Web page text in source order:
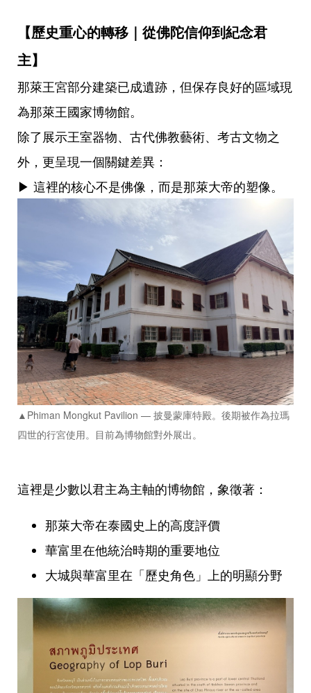
【歷史重心的轉移｜從佛陀信仰到紀念君
主】
那萊王宮部分建築已成遺跡，但保存良好的區域現
為那萊王國家博物館。
除了展示王室器物、古代佛教藝術、考古文物之
外，更呈現一個關鍵差異：
▶ 這裡的核心不是佛像，而是那萊大帝的塑像。
▲Phiman Mongkut Pavilion — 披曼蒙庫特殿。後期被作為拉瑪
四世的行宮使用。目前為博物館對外展出。
這裡是少數以君主為主軸的博物館，象徵著：
那萊大帝在泰國史上的高度評價
華富里在他統治時期的重要地位
大城與華富里在「歷史角色」上的明顯分野